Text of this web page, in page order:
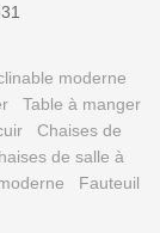
moderne
Table à manger
Chaises de
de salle à
Fauteuil